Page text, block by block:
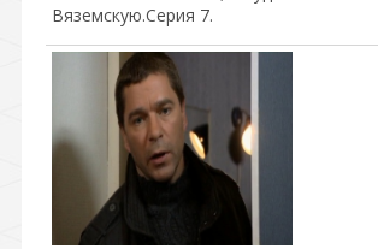
Вяземскую.Серия 7.